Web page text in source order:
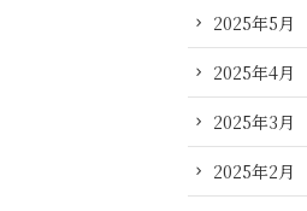
2025年5月
2025年4月
2025年3月
2025年2月